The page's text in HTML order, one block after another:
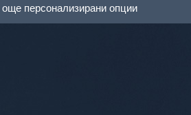
още персонализирани опции